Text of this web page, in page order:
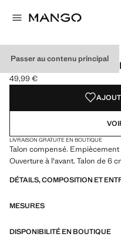
Passer au contenu principal
SANDALES
Prix actuel [49,99 € ]
49,99 €
Choisissez une couleur
LIVRAISON GRATUITE EN BOUTIQUE
Talon compensé.
Ouverture à l'avant. Talon de 6
DÉTAILS, COMPOSITION ET
MESURES
DISPONIBILITÉ EN BOUTIQUE